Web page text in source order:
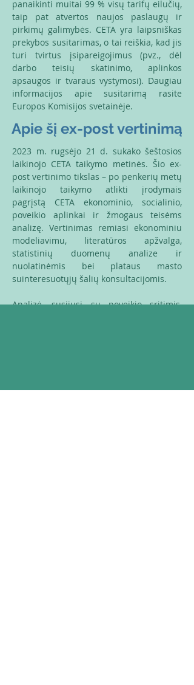
panaikinti muitai 99 % visų tarifų eilučių,
taip pat atvertos naujos paslaugų ir
pirkimų galimybės. CETA yra laipsniškas
prekybos susitarimas, o tai reiškia, kad jis
turi tvirtus įsipareigojimus (pvz., dėl
darbo teisių skatinimo, aplinkos
apsaugos ir tvaraus vystymosi). Daugiau
informacijos apie susitarimą rasite
Europos Komisijos svetainėje.​
Apie šį ex-post vertinimą
2023 m. rugsėjo 21 d. sukako šeštosios
laikinojo CETA taikymo metinės. Šio ex-
post vertinimo tikslas – po penkerių metų
laikinojo taikymo atlikti įrodymais
pagrįstą CETA ekonominio, socialinio,
poveikio aplinkai ir žmogaus teisėms
analizę. Vertinimas remiasi ekonominiu
modeliavimu, literatūros apžvalga,
statistinių duomenų analize ir
nuolatinėmis bei plataus masto
suinteresuotųjų šalių konsultacijomis.
Analizė, susijusi su poveikio sritimis,
žaliavų, žemės ūkio prekių ir atitikties